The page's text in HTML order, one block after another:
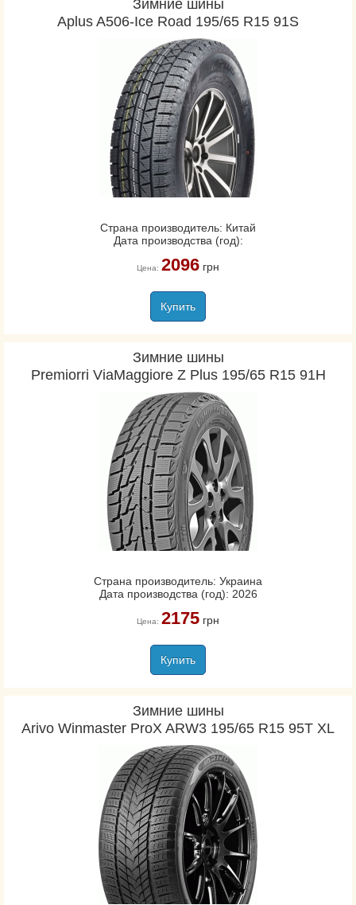
Зимние шины
Aplus A506-Ice Road 195/65 R15 91S
Страна производитель: Китай
Дата производства (год):
Цена: 2096грн
Купить
Зимние шины
Premiorri ViaMaggiore Z Plus 195/65 R15 91H
Страна производитель: Украина
Дата производства (год): 2026
Цена: 2175грн
Купить
Зимние шины
Arivo Winmaster ProX ARW3 195/65 R15 95T XL